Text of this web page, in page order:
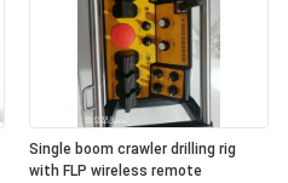
Single boom crawler drilling rig
with FLP wireless remote